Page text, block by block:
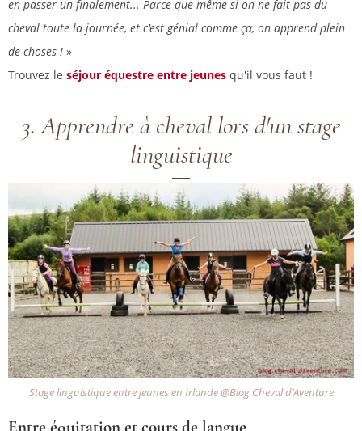
en passer un finalement... Parce que même si on ne fait pas du
cheval toute la journée, et c'est génial comme ça, on apprend plein
de choses ! »
Trouvez le séjour équestre entre jeunes qu'il vous faut !
3. Apprendre à cheval lors d'un stage
linguistique
Stage linguistique entre jeunes en Irlande @Blog Cheval d'Aventure